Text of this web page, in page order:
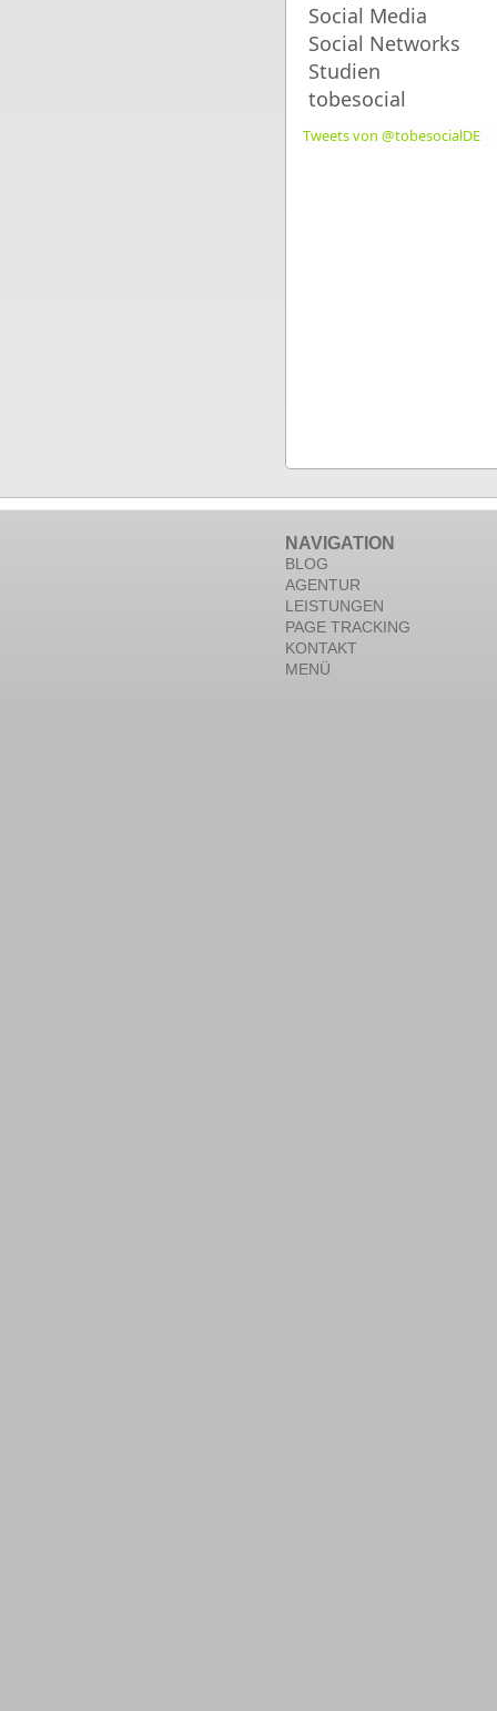
Social Media
Social Networks
Studien
tobesocial
Tweets von @tobesocialDE
NAVIGATION
BLOG
AGENTUR
LEISTUNGEN
PAGE TRACKING
KONTAKT
MENÜ